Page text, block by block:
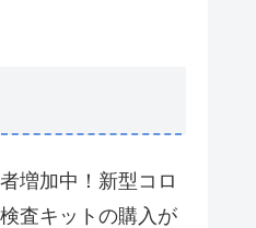
増加中！新型コロ
査キットの購入が